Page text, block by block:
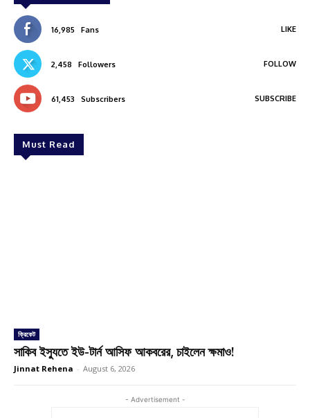
16,985 Fans LIKE
2,458 Followers FOLLOW
61,453 Subscribers SUBSCRIBE
Must Read
ক্রিকেট
সাকিব ইস্যুতে ইউ-টার্ন আসিফ আকবরের, চাইলেন ক্ষমাও!
Jinnat Rehena - August 6, 2026
- Advertisement -